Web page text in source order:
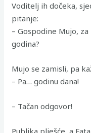
Voditelj ih dočeka,
pitanje:
– Gospodine Mujo,
godina?
Mujo se zamisli, pa
– Pa… godinu dana!
– Tačan odgovor!